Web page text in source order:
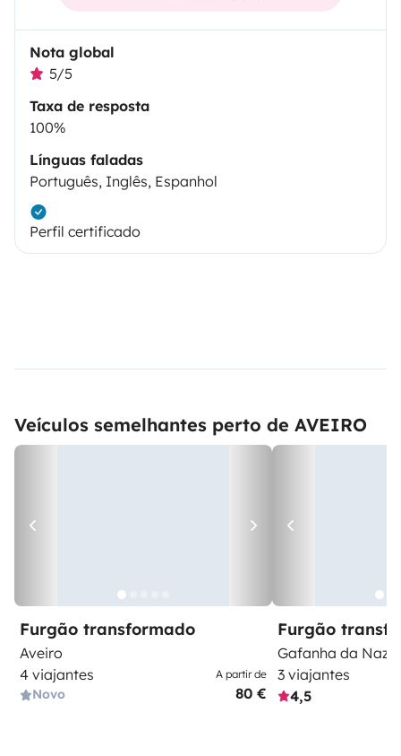
Nota global
5/5
Taxa de resposta
100%
Línguas faladas
Português, Inglês, Espanhol
Perfil certificado
Veículos semelhantes perto de AVEIRO
Furgão transformado
Aveiro
4 viajantes
Novo
A partir de
80 €
Furgão
Gafanha da
3 viajantes
4,5